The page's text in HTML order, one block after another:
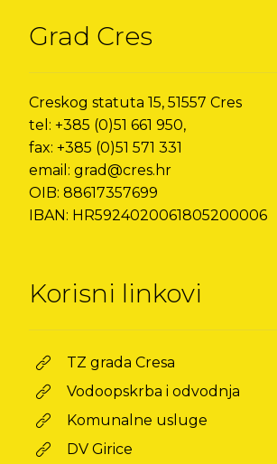
Grad Cres
Creskog statuta 15, 51557 Cres
tel: +385 (0)51 661 950,
fax: +385 (0)51 571 331
email: grad@cres.hr
OIB: 88617357699
IBAN: HR5924020061805200006
Korisni linkovi
TZ grada Cresa
Vodoopskrba i odvodnja
Komunalne usluge
DV Girice